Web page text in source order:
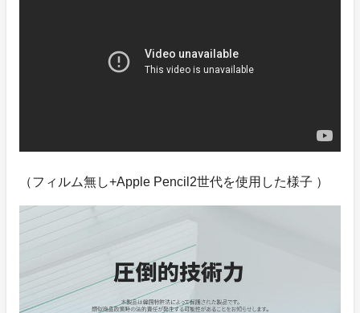
（フィルム無し+Apple Pencil2世代を使用した様子 ）